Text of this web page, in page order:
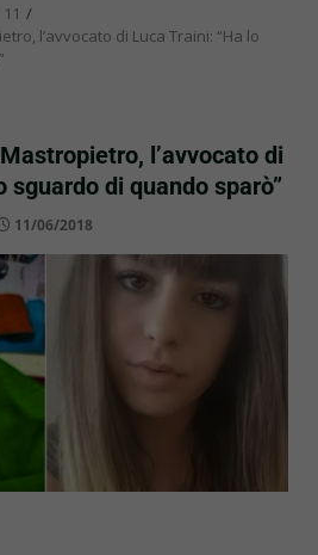
11
l’avvocato di Luca Traini: “Ha lo
l’avvocato di
sguardo di quando sparò”
11/06/2018